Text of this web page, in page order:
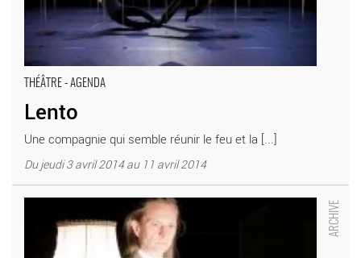
THÉÂTRE - AGENDA
Lento
Une compagnie qui semble réunir le feu et la [...]
Du jeudi 3 avril 2014 au 11 avril 2014
Denis Académie Fratellini